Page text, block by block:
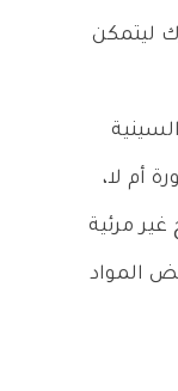
ليتمكن
أم لا،
مرئية
المواد